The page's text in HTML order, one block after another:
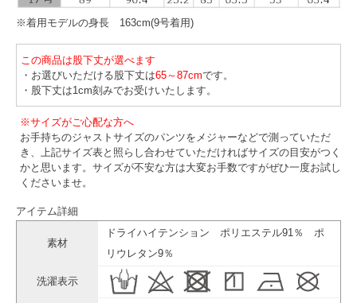
※着用モデルの身長 163cm(9号着用)
この商品は股下丈が選べます
・お選びいただける股下丈は65～87cmです。
・股下丈は1cm刻みでお受けいたします。
※サイズがご心配な方へ
お手持ちのジャストサイズのパンツをメジャーなどで測っていただ
き、上記サイズ表と照らし合わせていただければサイズの目安がつく
かと思います。サイズが不安な方は大変お手数ですがぜひ一度お試し
くださいませ。
アイテム詳細
素材
ドライハイテンション ポリエステル91％ ポ
リウレタン9％
洗濯表示